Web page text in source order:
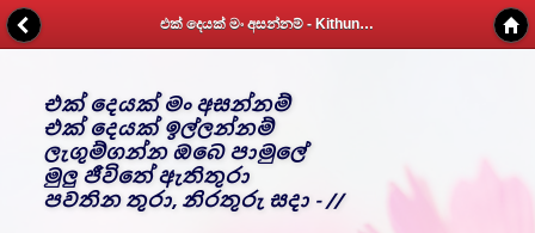
එක් දෙයක් මං අසන්නම් - Kithunu Gee Potha - Web v1.7
එක් දෙයක් මං අසන්නම්
එක් දෙයක් ඉල්ලන්නම්
ලැගුම්ගන්න ඔබෙ පාමුලේ
මුලු ජීවිතේ ඇතිතුරා
පවතින තුරා, නිරතුරු සදා - //